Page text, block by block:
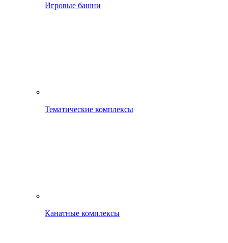
Игровые башни
Тематические комплексы
Канатные комплексы